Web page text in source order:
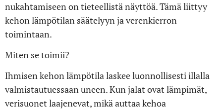
nukahtamiseen on tieteellistä näyttöä. Tämä liittyy
kehon lämpötilan säätelyyn ja verenkierron
toimintaan.
Miten se toimii?
Ihmisen kehon lämpötila laskee luonnollisesti illalla
valmistautuessaan uneen. Kun jalat ovat lämpimät,
verisuonet laajenevat, mikä auttaa kehoa